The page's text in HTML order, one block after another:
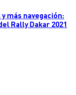
Economía
Sostenibilidad
más navegación:
Rally Dakar 2021